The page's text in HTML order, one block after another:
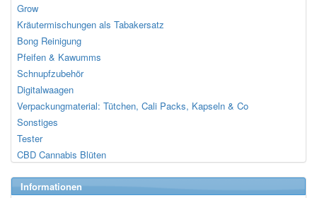
Grow
Kräutermischungen als Tabakersatz
Bong Reinigung
Pfeifen & Kawumms
Schnupfzubehör
Digitalwaagen
Verpackungmaterial: Tütchen, Cali Packs, Kapseln & Co
Sonstiges
Tester
CBD Cannabis Blüten
Informationen